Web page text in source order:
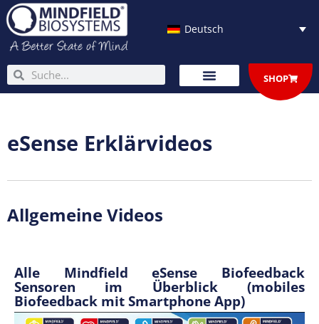
Zum
Inhalt
springen
Deutsch
SucheSuche SHOP
eSense Erklärvideos
Allgemeine Videos
Alle Mindfield eSense Biofeedback
Sensoren im Überblick (mobiles
Biofeedback mit Smartphone App)